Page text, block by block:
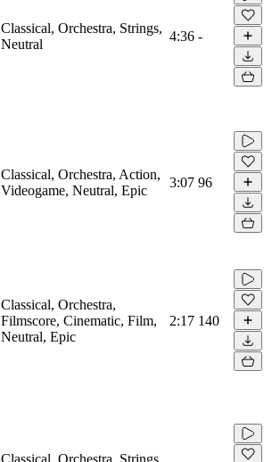
Classical, Orchestra, Strings,
Neutral
4:36 -
Classical, Orchestra, Action,
Videogame, Neutral, Epic
3:07 96
Classical, Orchestra,
Filmscore, Cinematic, Film,
Neutral, Epic
2:17 140
Classical, Orchestra, Strings,